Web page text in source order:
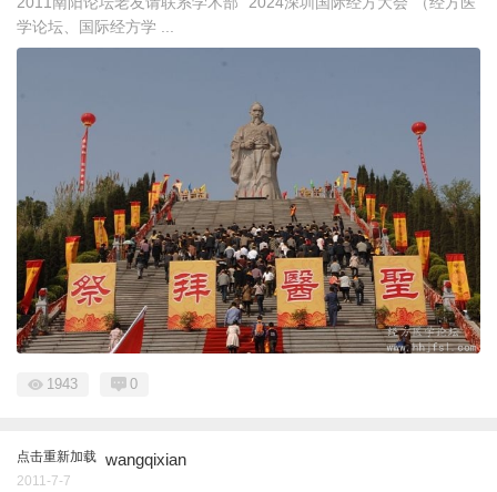
学论坛、国际经方学 ...
1943 0
点击重新加载 wangqixian
2011-7-7